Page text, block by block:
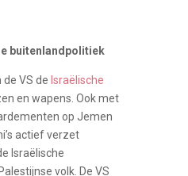
buitenlandpolitiek
VS de Israëlische
en wapens. Ook met
op Jemen
actief verzet
Israëlische
volk. De VS